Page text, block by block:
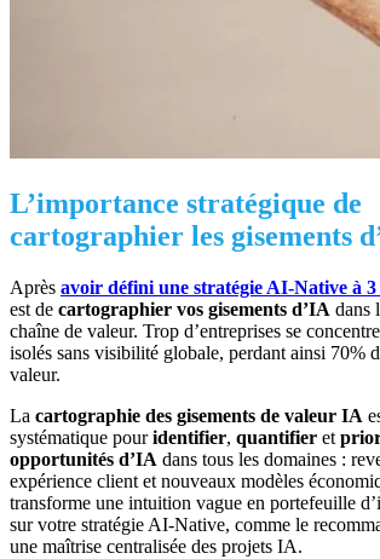
L’importance stratégique de
cartographier les gisements
Après avoir défini une stratégie AI-Native à
est de cartographier vos gisements d’IA dans
chaîne de valeur. Trop d’entreprises se
isolés sans visibilité globale, perdant ainsi 70%
valeur.
La cartographie des gisements de valeur IA
systématique pouridentifier, quantifier et
opportunités d’IA dans tous les domaines :
expérience client et nouveaux modèles
transforme une intuition vague en portefeuille
sur votre stratégie AI-Native, comme le
une maîtrise centralisée des projets IA.